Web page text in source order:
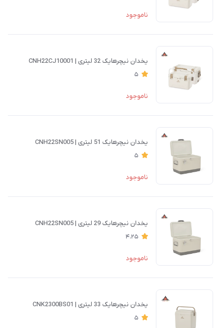
ناموجود
یخدان نیچرهایک 32 لیتری | CNH22CJ10001
5
ناموجود
یخدان نیچرهایک 51 لیتری | CNH22SN005
5
ناموجود
یخدان نیچرهایک 29 لیتری | CNH22SN005
4.25
ناموجود
یخدان نیچرهایک 33 لیتری | CNK2300BS01
5